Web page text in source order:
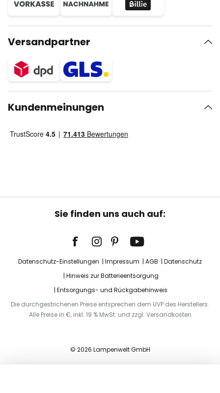
Versandpartner
Kundenmeinungen
Sie finden uns auch auf:
Datenschutz-Einstellungen Impressum AGB
Datenschutz
Hinweis zur Batterieentsorgung
Entsorgungs- und Rückgabehinweis
Die durchgestrichenen Preise entsprechen dem UVP des Herstellers.
Alle Preise in €, inkl. 19 % MwSt. und zzgl. Versandkosten
© 2026 Lampenwelt GmbH